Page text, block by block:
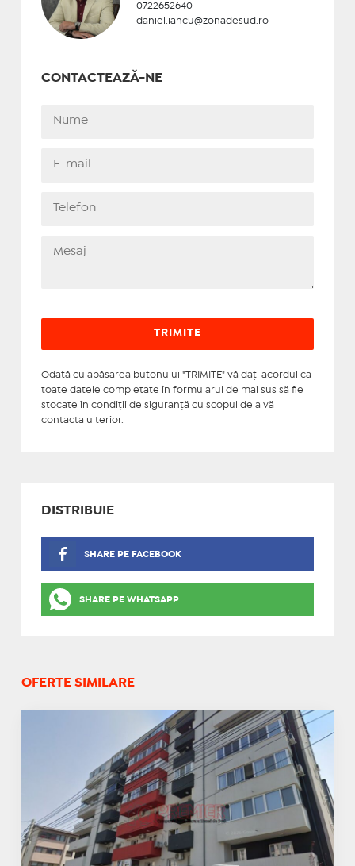
0722652640
daniel.iancu@zonadesud.ro
CONTACTEAZĂ-NE
Odată cu apăsarea butonului "TRIMITE" vă daţi acordul ca
toate datele completate în formularul de mai sus să fie
stocate în condiţii de siguranţă cu scopul de a vă
contacta ulterior.
DISTRIBUIE
SHARE PE FACEBOOK
SHARE PE WHATSAPP
OFERTE SIMILARE